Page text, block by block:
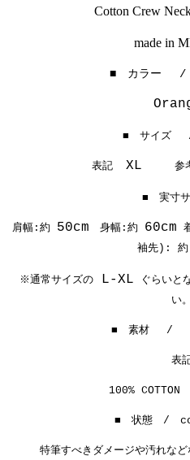
Cotton Crew
made in
■ カラー
■ サイ
表記XL 参
■ 実寸
肩幅:約 50cm 身幅:約 60cm
袖先): 約
※通常サイズのL-XL ぐらいと
い。
■ 素材 /
表
100%
■ 状態 /
特筆すべきダメージや汚れなど